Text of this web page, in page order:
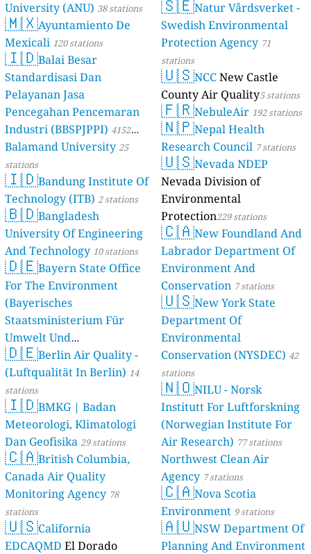
University (ANU) 38 stations
🇲🇽Ayuntamiento De
Mexicali 120 stations
🇮🇩Balai Besar
Standardisasi Dan
Pelayanan Jasa
Pencegahan Pencemaran
Industri (BBSPJPPI) 4152
stations
Balamand University25
stations
🇮🇩Bandung Institute Of
Technology (ITB) 2 stations
🇧🇩Bangladesh
University Of Engineering
And Technology 10 stations
🇩🇪Bayern State Office
For The Environment
(Bayerisches
Staatsministerium Für
Umwelt Und
Verbraucherschutz) - LfU
46 stations
🇩🇪Berlin Air Quality -
(Luftqualität In Berlin) 14
stations
🇮🇩BMKG | Badan
Meteorologi, Klimatologi
Dan Geofisika 29 stations
🇨🇦British Columbia,
Canada Air Quality
Monitoring Agency 78
stations
🇺🇸California
EDCAQMD El Dorado
🇸🇪Natur Vårdsverket -
Swedish Environmental
Protection Agency 71
stations
🇺🇸NCCNew Castle
County Air Quality5 stations
🇫🇷NebuleAir 192 stations
🇳🇵Nepal Health
Research Council 7 stations
🇺🇸Nevada NDEP
Nevada Division of
Environmental
Protection229 stations
🇨🇦New Foundland And
Labrador Department Of
Environment And
Conservation 7 stations
🇺🇸New York State
Department Of
Environmental
Conservation (NYSDEC) 42
stations
🇳🇴NILU - Norsk
Institutt For Luftforskning
(Norwegian Institute For
Air Research) 77 stations
Northwest Clean Air
Agency 7 stations
🇨🇦Nova Scotia
Environment 9 stations
🇦🇺NSW Department Of
Planning And Environment